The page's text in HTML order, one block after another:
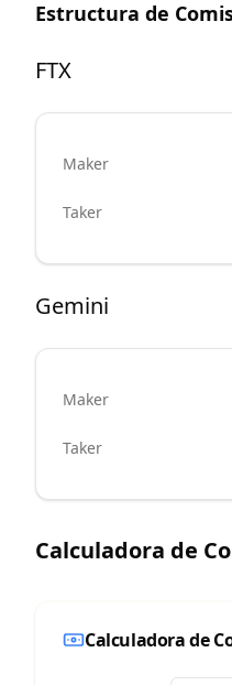
Estructura de
FTX
Maker
Taker
Gemini
Maker
Taker
Calculadora de
Calculadora de